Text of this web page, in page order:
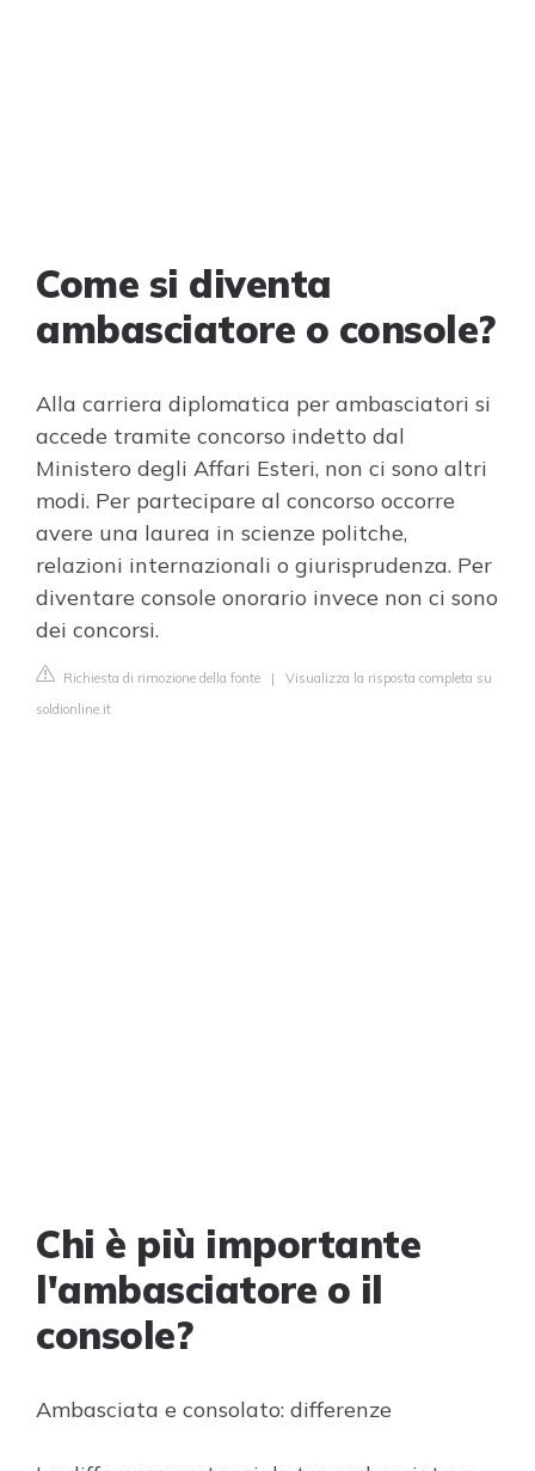
Come si diventa
ambasciatore o console?
Alla carriera diplomatica per ambasciatori si
accede tramite concorso indetto dal
Ministero degli Affari Esteri, non ci sono altri
modi. Per partecipare al concorso occorre
avere una laurea in scienze politche,
relazioni internazionali o giurisprudenza. Per
diventare console onorario invece non ci sono
dei concorsi.
Richiesta di rimozione della fonte | Visualizza la risposta completa su
soldionline.it
Chi è più importante
l'ambasciatore o il
console?
Ambasciata e consolato: differenze